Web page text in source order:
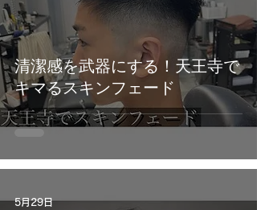
清潔感を武器にする！天王寺で
キマるスキンフェード
5月29日